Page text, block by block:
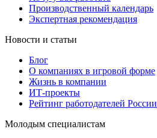
Производственный календарь
Экспертная рекомендация
Новости и статьи
Блог
О компаниях в игровой форме
Жизнь в компании
ИТ-проекты
Рейтинг работодателей России
Молодым специалистам